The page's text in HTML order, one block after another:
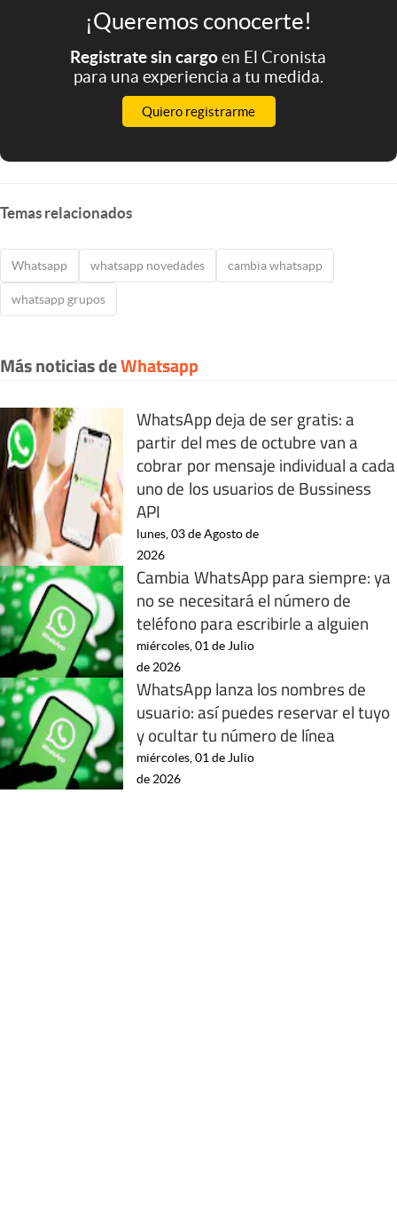
¡Queremos conocerte!
Registrate sin cargoen El Cronista
para una experiencia a tu medida.
Quiero registrarme
Temas relacionados
Whatsapp whatsapp novedades cambia whatsapp
whatsapp grupos
Más noticias deWhatsapp
WhatsApp deja de ser gratis: a
partir del mes de octubre van a
cobrar por mensaje individual a cada
uno de los usuarios de Bussiness
API
lunes, 03 de Agosto de
2026
Cambia WhatsApp para siempre: ya
no se necesitará el número de
teléfono para escribirle a alguien
miércoles, 01 de Julio
de 2026
WhatsApp lanza los nombres de
usuario: así puedes reservar el tuyo
y ocultar tu número de línea
miércoles, 01 de Julio
de 2026